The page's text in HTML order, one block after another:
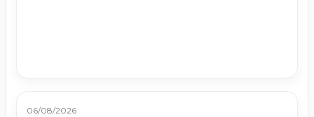
06/08/2026